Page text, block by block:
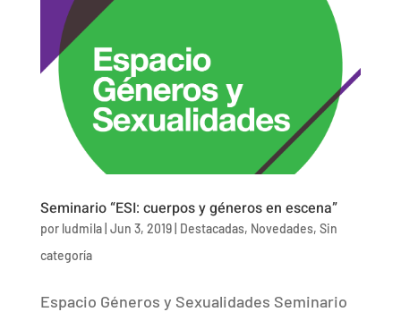
Seminario “ESI: cuerpos y géneros en escena”
por ludmila| Jun 3, 2019| Destacadas, Novedades, Sin
categoría
Espacio Géneros y Sexualidades Seminario